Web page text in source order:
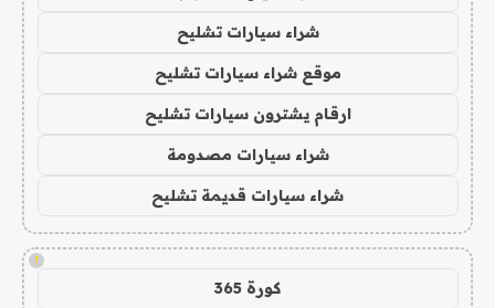
شراء سيارات تشليح
موقع شراء سيارات تشليح
ارقام يشترون سيارات تشليح
شراء سيارات مصدومة
شراء سيارات قديمة تشليح
!
كورة 365